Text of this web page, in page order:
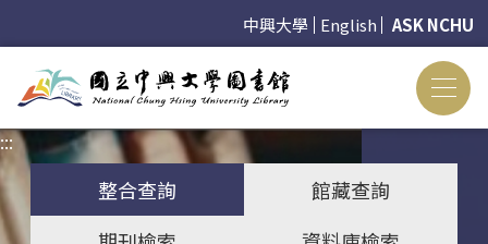
中興大學 English ASK NCHU
:::
整合查詢
館藏查詢